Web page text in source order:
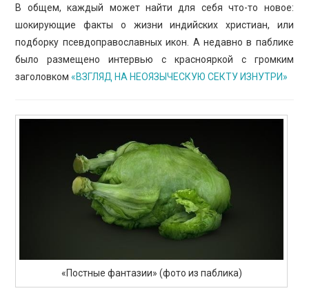
В общем, каждый может найти для себя что-то новое:
шокирующие факты о жизни индийских христиан, или
подборку псевдоправославных икон. А недавно в паблике
было размещено интервью с краснояркой с громким
заголовком«ВЗГЛЯД НА НЕОЯЗЫЧЕСКУЮ СЕКТУ ИЗНУТРИ»
«Постные фантазии» (фото из паблика)